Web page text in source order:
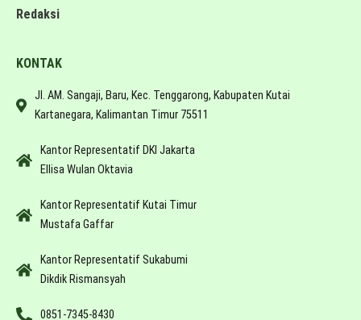
Redaksi
KONTAK
Jl. AM. Sangaji, Baru, Kec. Tenggarong, Kabupaten Kutai
Kartanegara, Kalimantan Timur 75511
Kantor Representatif DKI Jakarta
Ellisa Wulan Oktavia
Kantor Representatif Kutai Timur
Mustafa Gaffar
Kantor Representatif Sukabumi
Dikdik Rismansyah
0851-7345-8430